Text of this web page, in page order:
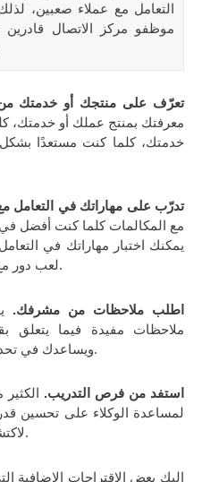
التعامل مع عملاء صعبين،
موظفو مركز الاتصال قادرين
تعرّف على منتجك أو خدمتك من
معرفتك بمنتج عملك أو خدمتك،
خدمتك، كلما كنت مستعدًا
3. تدرّب على مهاراتك في التعامل
مع المكالمات كلما كنت أفضل في
يمكنك اختبار مهاراتك في
لعب دور مع زميل في العمل أو أحد الأصدقاء.
4. اطلب ملاحظات من مشرفك.
ملاحظات مفيدة فيما يتعلق
ويساعدك في تحديد المجالات التي يمكنك تحسينها.
5. استفد من فرص التدريب.
لمساعدة الوكلاء على تحسين
لاكتشاف تقنيات جديدة وتعزيز قدراتك.
إليك بعض الاقتراحات